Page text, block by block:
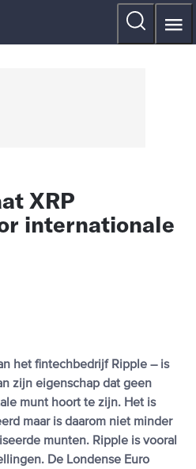
XRP
internationale
het fintechbedrijf Ripple – is
zijn eigenschap dat geen
munt hoort te zijn. Het is
maar is daarom niet minder
munten. Ripple is vooral
De Londense Euro